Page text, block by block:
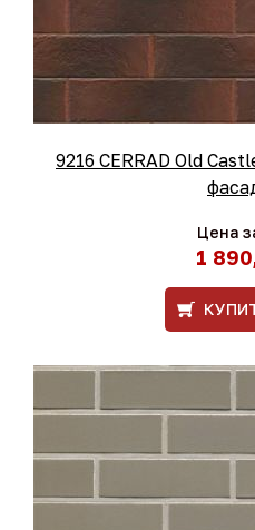
9216 CERRAD Old
Цена
1